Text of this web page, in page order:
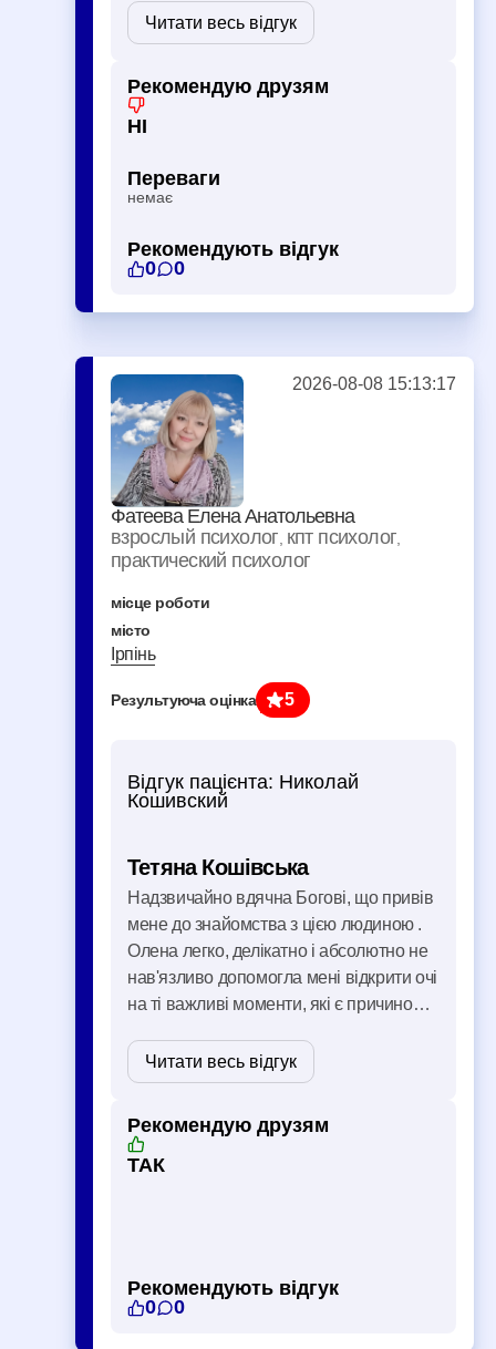
хоча мама регулярно зверталася на
контрольні огляди. Замість чітких
Читати весь відгук
Рекомендую друзям
НІ
Переваги
немає
Рекомендують відгук
0
0
Фатеева Елена Анатольевна
взрослый психолог кпт психолог
практический психолог
місце роботи
місто
Ірпінь
Результуюча оцінка 5
2026-08-08 15:13:17
Відгук пацієнта: Николай
Кошивский
Тетяна Кошівська
Надзвичайно вдячна Богові, що привів
мене до знайомства з цією людиною .
Олена легко, делікатно і абсолютно не
нав'язливо допомогла мені відкрити очі
на ті важливі моменти, які є причиною
вразило, то це була остаточна довіра з
першої зустрічі. Я дізналася бага …
Читати весь відгук
Рекомендую друзям
ТАК
Рекомендують відгук
0
0